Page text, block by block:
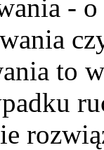
-
to